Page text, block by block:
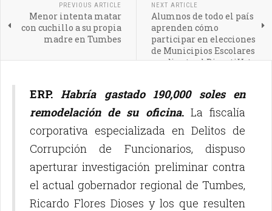
PREVIOUS ARTICLE
Menor intenta matar
con cuchillo a su propia
madre en Tumbes
NEXT ARTICLE
Alumnos de todo el país
aprenden cómo
participar en elecciones
de Municipios Escolares
mediante el DivertiVoto
ERP.Habría gastado 190,000 soles en
remodelación de su oficina. La fiscalía
corporativa especializada en Delitos de
Corrupción de Funcionarios, dispuso
aperturar investigación preliminar contra
el actual gobernador regional de Tumbes,
Ricardo Flores Dioses y los que resulten